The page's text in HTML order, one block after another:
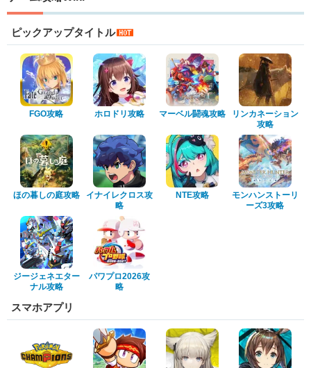
ピックアップタイトル
FGO攻略 ホロドリ攻略 マーベル闘魂攻略
リンカネーション
攻略
ほの暮しの庭攻略
イナイレクロス攻
略
NTE攻略
モンハンストーリ
ーズ3攻略
ジージェネエター
ナル攻略
パワプロ2026攻
略
スマホアプリ